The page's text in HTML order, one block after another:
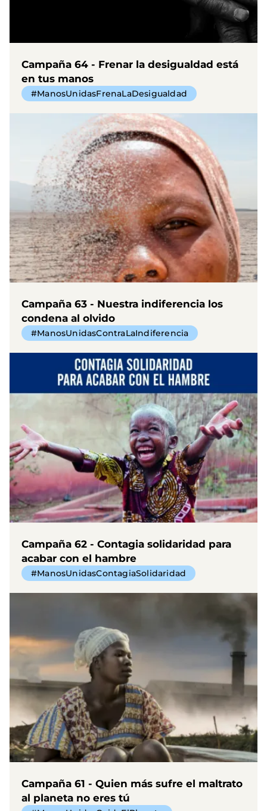
Campaña 64 - Frenar la desigualdad está
en tus manos
#ManosUnidasFrenaLaDesigualdad
Campaña 63 - Nuestra indiferencia los
condena al olvido
#ManosUnidasContraLaIndiferencia
Campaña 62 - Contagia solidaridad para
acabar con el hambre
#ManosUnidasContagiaSolidaridad
Campaña 61 - Quien más sufre el maltrato
al planeta no eres tú